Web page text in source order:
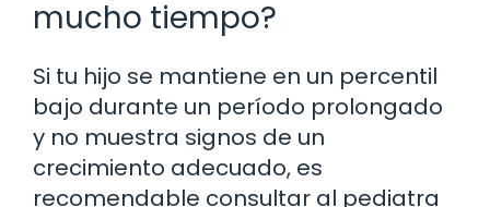
mucho tiempo?
Si tu hijo se mantiene en un percentil
bajo durante un período prolongado
y no muestra signos de un
crecimiento adecuado, es
recomendable consultar al pediatra